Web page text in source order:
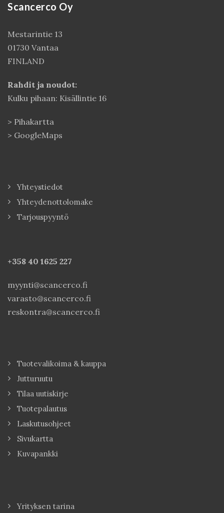
Scancerco Oy
Mestarintie 13
01730 Vantaa
FINLAND
Rahdit ja noudot:
Kulku pihaan: Kisällintie 16
> Pihakartta
> GoogleMaps
Yhteystiedot
Yhteydenottolomake
Tarjouspyyntö
+358 40 1625 227
myynti@scancerco.fi
varasto@scancerco.fi
reskontra@scancerco.fi
Tuotevalikoima & kauppa
Jutturuutu
Tilaa uutiskirje
Tuotepalautus
Laskutusohjeet
Sivukartta
Kuvapankki
Yrityksen tarina